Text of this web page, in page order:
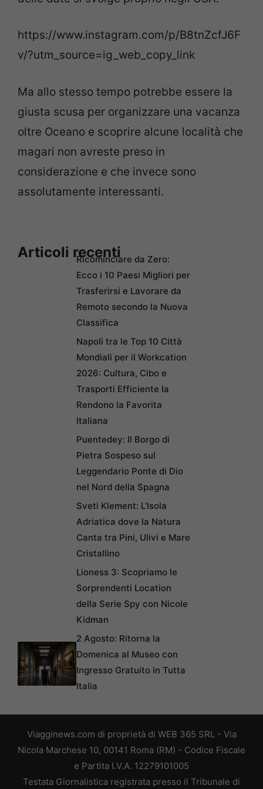
https://www.instagram.com/p/B8tnZcfJ6F
v/?utm_source=ig_web_copy_link
Ma allo stesso tempo potrebbe essere la
giusta scusa per organizzare una vacanza
oltre Oceano e scoprire alcune località che
magari non avreste preso in
considerazione e che invece sono
assolutamente interessanti.
Articoli recentiRicominciare da Zero:
Ecco i 10 Paesi Migliori per
Trasferirsi e Lavorare da
Remoto secondo la Nuova
Classifica
Napoli tra le Top 10 Città
Mondiali per il Workcation
2026: Cultura, Cibo e
Trasporti Efficiente la
Rendono la Favorita
Italiana
Puentedey: Il Borgo di
Pietra Sospeso sul
Leggendario Ponte di Dio
nel Nord della Spagna
Sveti Klement: L’Isola
Adriatica dove la Natura
Canta tra Pini, Ulivi e Mare
Cristallino
Lioness 3: Scopriamo le
Sorprendenti Location
della Serie Spy con Nicole
Kidman
2 Agosto: Ritorna la
Domenica al Museo con
Ingresso Gratuito in Tutta
Italia
Viagginews.com di proprietà di WEB 365 SRL - Via
Nicola Marchese 10, 00141 Roma (RM) - Codice Fiscale
e Partita I.V.A. 12279101005
Testata Giornalistica registrata presso il Tribunale di